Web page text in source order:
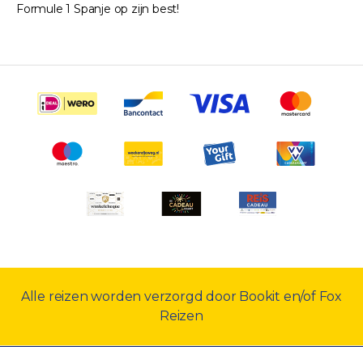
Formule 1 Spanje op zijn best!
Alle reizen worden verzorgd door Bookit en/of Fox
Reizen